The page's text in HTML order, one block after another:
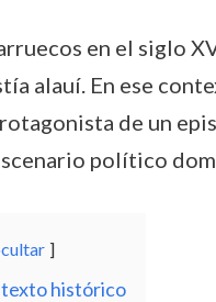
en el siglo
alauí. En ese
de un
político
histórico